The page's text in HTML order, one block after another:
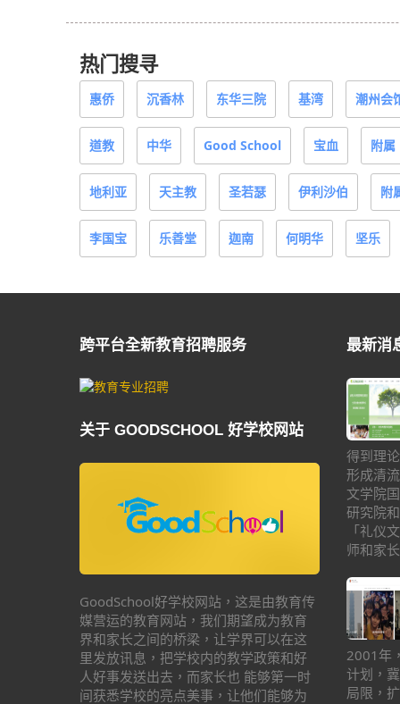
热门搜寻
惠侨 沉香林 东华三院 基湾 潮州会
道教 中华 Good School 宝血 附属
地利亚 天主教 圣若瑟 伊利沙伯 附
李国宝 乐善堂 迦南 何明华 坚乐
跨平台全新教育招聘服务
关于 GOODSCHOOL 好学校网站
GoodSchool好学校网站，这是由教育传
媒营运的教育网站，我们期望成为教育
界和家长之间的桥梁，让学界可以在这
里发放讯息，把学校内的教学政策和好
人好事发送出去，而家长也 能够第一时
间获悉学校的亮点美事，让他们能够为
最新消
得到理
形成清
文学院
研究院
「礼仪
师和家
2001年
计划，
局限，